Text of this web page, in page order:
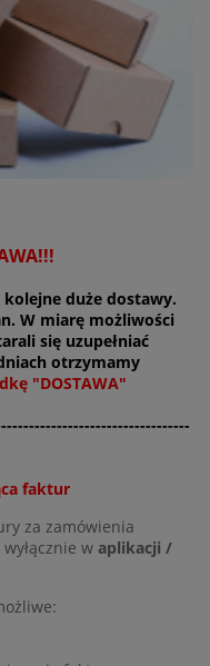
duże dostawy.
W miarę możliwości
się uzupełniać
otrzymamy
"DOSTAWA"
faktur
za zamówienia
w aplikacji /
lub nr
987.